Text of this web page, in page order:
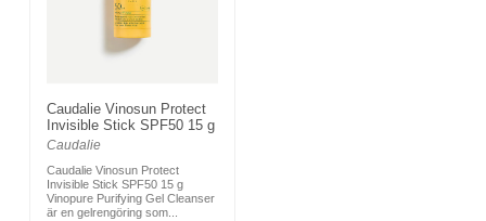
Caudalie Vinosun Protect
Invisible Stick SPF50 15 g
Caudalie
Caudalie Vinosun Protect
Invisible Stick SPF50 15 g
Vinopure Purifying Gel Cleanser
är en gelrengöring som...